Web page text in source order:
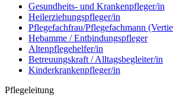
Gesundheits- und Krankenpfleger/in
Heilerziehungspfleger/in
Pflegefachfrau/Pflegefachmann
Hebamme / Entbindungspfleger
Altenpflegehelfer/in
Betreuungskraft / Alltagsbegleiter/in
Kinderkrankenpfleger/in
Pflegeleitung